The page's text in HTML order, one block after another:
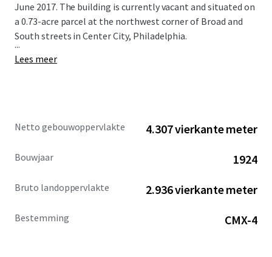
June 2017. The building is currently vacant and situated on
a 0.73-acre parcel at the northwest corner of Broad and
South streets in Center City, Philadelphia.
...
Lees meer
Netto gebouwoppervlakte 4.307 vierkante meter
Bouwjaar 1924
Bruto landoppervlakte 2.936 vierkante meter
Bestemming CMX-4